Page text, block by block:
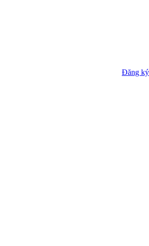
Đăng ký